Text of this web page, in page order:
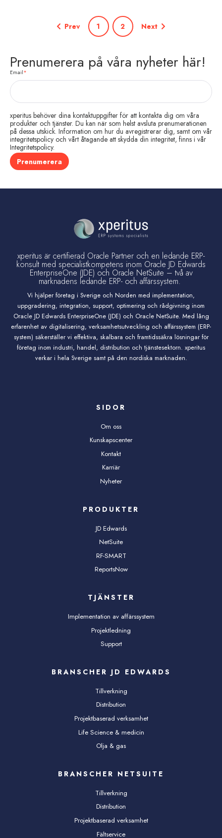
Prev 1 2 Next
Prenumerera på våra nyheter här!
Email*
xperitus behöver dina kontaktuppgifter för att kontakta dig om våra
produkter och tjänster. Du kan när som helst avsluta prenumerationen
på dessa utskick. Information om hur du avregistrerar dig, samt om vår
integritetspolicy och vårt åtagande att skydda din integritet, finns i vår
Integritetspolicy.
xperitus är certifierad Oracle Partner och en ledande ERP-
konsult med specialistkompetens inom Oracle JD Edwards
EnterpriseOne (JDE) och Oracle NetSuite – två av
marknadens ledande ERP- och affärssystem.
Vi hjälper företag i Sverige och Norden med implementation,
uppgradering, integration, support, optimering och rådgivning inom
Oracle JD Edwards EnterpriseOne (JDE) och Oracle NetSuite. Med lång
erfarenhet av digitalisering, verksamhetsutveckling och affärssystem (ERP-
system) säkerställer vi effektiva, skalbara och framtidssäkra lösningar för
företag inom industri, handel, distribution och tjänstesektorn. xperitus
verkar i hela Sverige samt på den nordiska marknaden.
SIDOR
Om oss
Kunskapscenter
Kontakt
Karriär
Nyheter
PRODUKTER
JD Edwards
NetSuite
RF-SMART
ReportsNow
TJÄNSTER
Implementation av affärssystem
Projektledning
Support
BRANSCHER JD EDWARDS
Tillverkning
Distribution
Projektbaserad verksamhet
Life Science & medicin
Olja & gas
BRANSCHER NETSUITE
Tillverkning
Distribution
Projektbaserad verksamhet
Fältservice